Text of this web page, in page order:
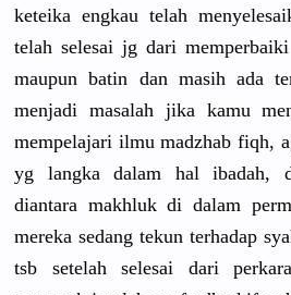
keteika engkau telah
telah selesai jg dari
maupun batin dan masih ada
menjadi masalah jika kamu
mempelajari ilmu madzhab fiqh,
yg langka dalam hal ibadah,
diantara makhluk di dalam
mereka sedang tekun terhadap
tsb setelah selesai dari